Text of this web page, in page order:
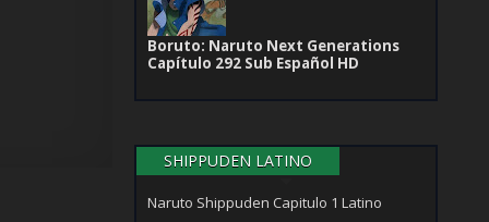
Boruto: Naruto Next Generations
Capítulo 292 Sub Español HD
SHIPPUDEN LATINO
Naruto Shippuden Capitulo 1 Latino